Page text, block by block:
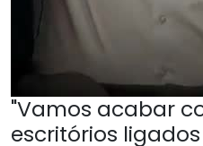
"Vamos acabar
escritórios